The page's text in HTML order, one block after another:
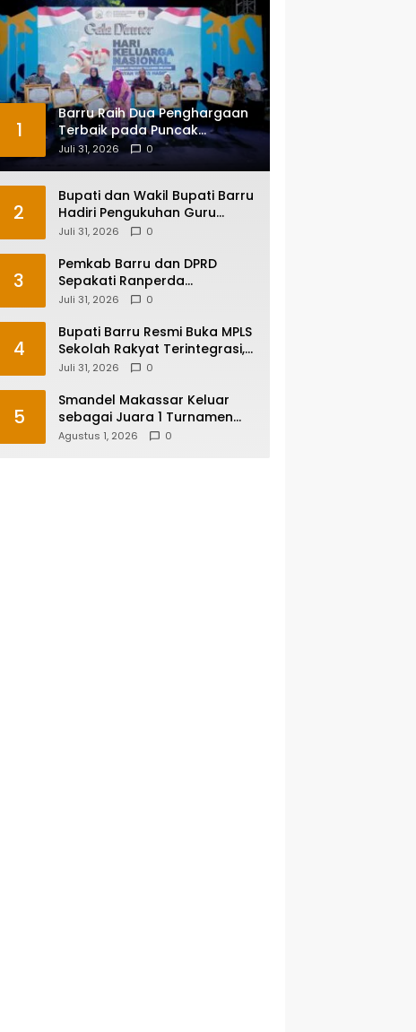
1
Barru Raih Dua Penghargaan
Terbaik pada Puncak
Harganas ke-33 Tingkat
Sulawesi Selatan
Juli 31, 2026 0
2
Bupati dan Wakil Bupati Barru
Hadiri Pengukuhan Guru
Besar UNM, Apresiasi Capaian
Juli 31, 2026 0
3
Pemkab Barru dan DPRD
Sepakati Ranperda
Pertanggungjawaban APBD
Kelola dan Perlindungan Anak
Juli 31, 2026 0
4
Bupati Barru Resmi Buka MPLS
Sekolah Rakyat Terintegrasi,
Tegaskan Pendidikan Kunci
Juli 31, 2026 0
5
Smandel Makassar Keluar
sebagai Juara 1 Turnamen
Futsal Smansa Cup Vol. 13
Agustus 1, 2026 0